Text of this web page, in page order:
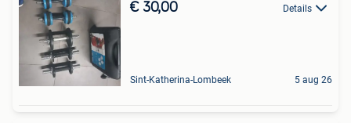
€ 30,00 Details
Sint-Katherina-Lombeek 5 aug 26